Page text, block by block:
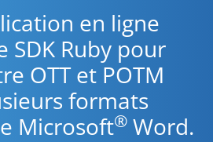
en ligne
SDK Ruby pour
OTT et POTM
formats
Microsoft® Word.